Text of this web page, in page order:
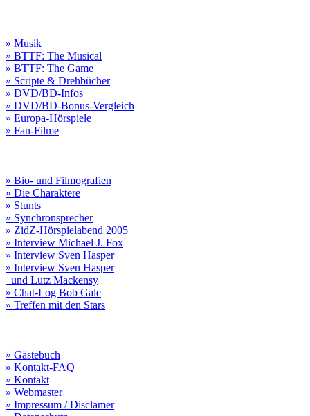
» Musik
» BTTF: The Musical
» BTTF: The Game
» Scripte & Drehbücher
» DVD/BD-Infos
» DVD/BD-Bonus-Vergleich
» Europa-Hörspiele
» Fan-Filme
» Bio- und Filmografien
» Die Charaktere
» Stunts
» Synchronsprecher
» ZidZ-Hörspielabend 2005
» Interview Michael J. Fox
» Interview Sven Hasper
» Interview Sven Hasper
und Lutz Mackensy
» Chat-Log Bob Gale
» Treffen mit den Stars
» Gästebuch
» Kontakt-FAQ
» Kontakt
» Webmaster
» Impressum / Disclamer